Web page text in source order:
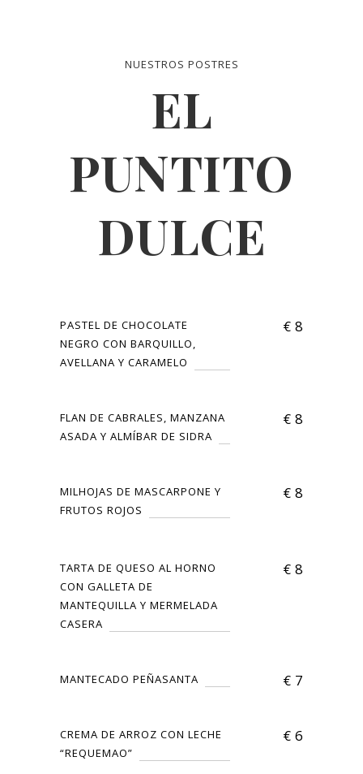
NUESTROS POSTRES
EL
PUNTITO
DULCE
PASTEL DE CHOCOLATE
NEGRO CON BARQUILLO,
AVELLANA Y CARAMELO
€ 8
FLAN DE CABRALES, MANZANA
ASADA Y ALMÍBAR DE SIDRA
€ 8
MILHOJAS DE MASCARPONE Y
FRUTOS ROJOS
€ 8
TARTA DE QUESO AL HORNO
CON GALLETA DE
MANTEQUILLA Y MERMELADA
CASERA
€ 8
MANTECADO PEÑASANTA € 7
CREMA DE ARROZ CON LECHE
“REQUEMAO”
€ 6